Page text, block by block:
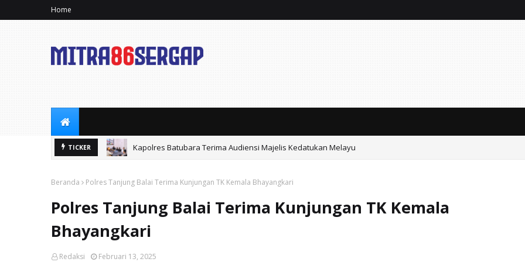
Home
TICKER
Kapolres Batubara Terima Audiensi Majelis Kedatukan Melayu
Polres Tebingtinggi Amankan Pengedar Sabu di Jalan Soekarno-Hatta
Beranda Polres Tanjung Balai Terima Kunjungan TK Kemala Bhayangkari
Polres Tanjung Balai Terima Kunjungan TK Kemala
Bhayangkari
Redaksi Februari 13, 2025